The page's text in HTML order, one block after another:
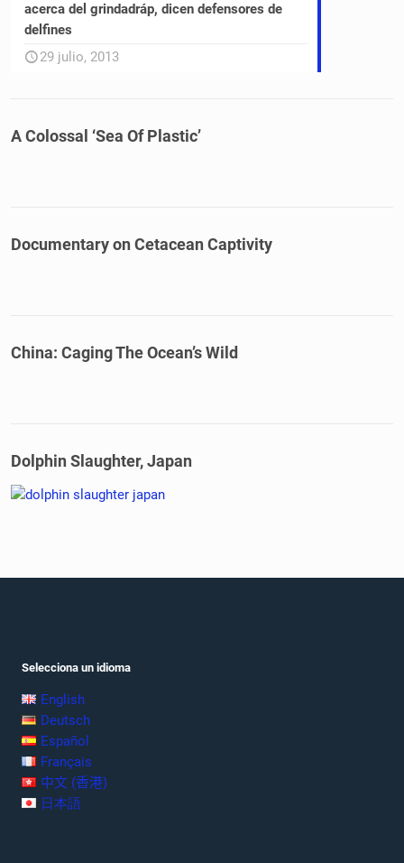
acerca del grindadráp, dicen defensores de
delfines
29 julio, 2013
A Colossal ‘Sea Of Plastic’
Documentary on Cetacean Captivity
China: Caging The Ocean’s Wild
Dolphin Slaughter, Japan
Selecciona un idioma
English
Deutsch
Español
Français
中文 (香港)
日本語